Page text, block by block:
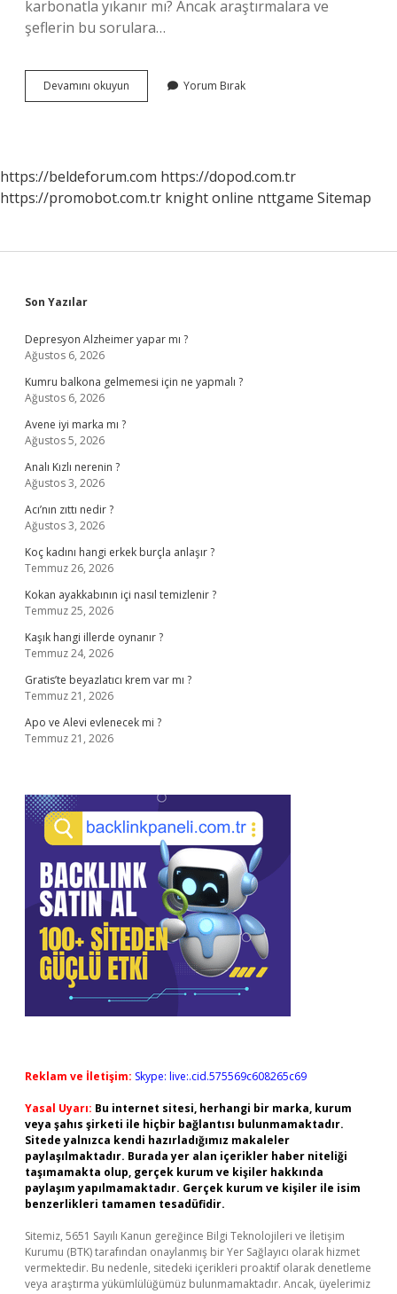
karbonatla yıkanır mı? Ancak araştırmalara ve
şeflerin bu sorulara…
Devamını okuyun
Baget
Yorum Bırak
https://beldeforum.com https://dopod.com.tr
https://promobot.com.tr knight online nttgame Sitemap
Sidebar
Son Yazılar
Depresyon Alzheimer yapar mı ?
Ağustos 6, 2026
Kumru balkona gelmemesi için ne yapmalı ?
Ağustos 6, 2026
Avene iyi marka mı ?
Ağustos 5, 2026
Analı Kızlı nerenin ?
Ağustos 3, 2026
Acı’nın zıttı nedir ?
Ağustos 3, 2026
Koç kadını hangi erkek burçla anlaşır ?
Temmuz 26, 2026
Kokan ayakkabının içi nasıl temizlenir ?
Temmuz 25, 2026
Kaşık hangi illerde oynanır ?
Temmuz 24, 2026
Gratis’te beyazlatıcı krem var mı ?
Temmuz 21, 2026
Apo ve Alevi evlenecek mi ?
Temmuz 21, 2026
Reklam ve İletişim: Skype: live:.cid.575569c608265c69
Yasal Uyarı: Bu internet sitesi, herhangi bir marka, kurum
veya şahıs şirketi ile hiçbir bağlantısı bulunmamaktadır.
Sitede yalnızca kendi hazırladığımız makaleler
paylaşılmaktadır. Burada yer alan içerikler haber niteliği
taşımamakta olup, gerçek kurum ve kişiler hakkında
paylaşım yapılmamaktadır. Gerçek kurum ve kişiler ile isim
benzerlikleri tamamen tesadüfidir.
Sitemiz, 5651 Sayılı Kanun gereğince Bilgi Teknolojileri ve İletişim
Kurumu (BTK) tarafından onaylanmış bir Yer Sağlayıcı olarak hizmet
vermektedir. Bu nedenle, sitedeki içerikleri proaktif olarak denetleme
veya araştırma yükümlülüğümüz bulunmamaktadır. Ancak, üyelerimiz